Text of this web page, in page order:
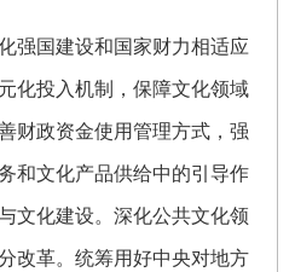
强国建设和国家财力相适应
化投入机制，保障文化领域
财政资金使用管理方式，强
和文化产品供给中的引导作
文化建设。深化公共文化领
改革。统筹用好中央对地方